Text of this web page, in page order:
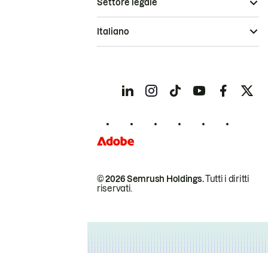
© 2026 Semrush Holdings.Tutti i diritti
riservati.
Settore legale
Italiano